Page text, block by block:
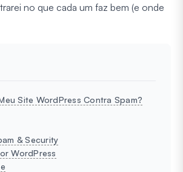
no que cada um faz bem (e onde
Site WordPress Contra Spam?
& Security
WordPress